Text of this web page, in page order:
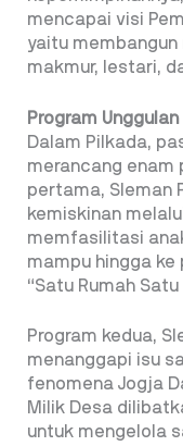
mencapai visi
yaitu membangun
makmur, lestari,
Program Unggulan
Dalam Pilkada,
merancang enam
pertama, Sleman
kemiskinan
memfasilitasi
mampu hingga ke
“Satu Rumah Satu
Program kedua,
menanggapi isu
fenomena Jogja
Milik Desa
untuk mengelola